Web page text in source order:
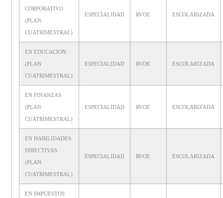
CORPORATIVO
(PLAN
CUATRIMESTRAL)
ESPECIALIDAD RVOE ESCOLARIZADA
EN EDUCACION
(PLAN
CUATRIMESTRAL)
ESPECIALIDAD RVOE ESCOLARIZADA
EN FINANZAS
(PLAN
CUATRIMESTRAL)
ESPECIALIDAD RVOE ESCOLARIZADA
EN HABILIDADES
DIRECTIVAS
(PLAN
CUATRIMESTRAL)
ESPECIALIDAD RVOE ESCOLARIZADA
EN IMPUESTOS